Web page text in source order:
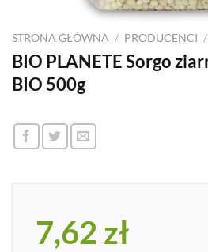
STRONA GŁÓWNA / PRODUCENCI /
BIO PLANETE Sorgo
BIO 500g
7,62 zł